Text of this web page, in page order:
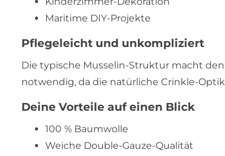
Maritime DIY-Projekte
Pflegeleicht und unkompliziert
Die typische Musselin-Struktur macht
notwendig, da die natürliche Crinkle-
Deine Vorteile auf einen Blick
100 % Baumwolle
Weiche Double-Gauze-Qualität